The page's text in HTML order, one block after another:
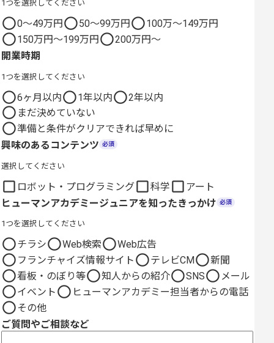
1つを選択してください
0～49万円 50～99万円
100万～149万円
150万円～199万円
200万円～
開業時期
1つを選択してください
6ヶ月以内 1年以内
2年以内
まだ決めていない
準備と条件がクリアできれば早めに
興味のあるコンテンツ 必須
選択してください
ロボット・プログラミング 科学
アート
ヒューマンアカデミージュニアを知ったきっかけ 必須
1つを選択してください
チラシ Web検索
Web広告
フランチャイズ情報サイト
テレビCM
新聞
看板・のぼり等
知人からの紹介 SNS
メール
イベント
ヒューマンアカデミー担当者からの電話
その他
ご質問やご相談など